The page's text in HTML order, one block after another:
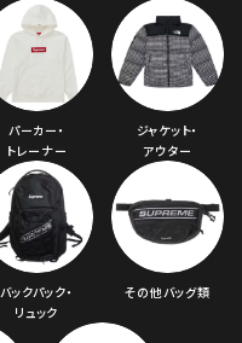
パーカー・
トレーナー
ジャケット・
アウター
バックパック・
リュック
その他バッグ類